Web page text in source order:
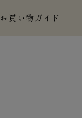
お買い物ガイド